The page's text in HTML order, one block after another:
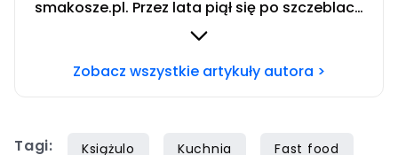
smakosze.pl. Przez lata piął się po szczeblach
przez stanowiska wydawnicze, w serwisach
oraz papilot.pl. Przez ponad rok dbał o serwis
siedem lat, lecz gotowaniem i pisaniem o
Zobacz wszystkie artykuły autora >
Tagi: Książulo Kuchnia Fast food